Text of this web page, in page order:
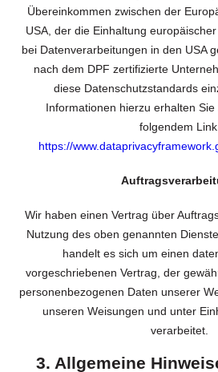
Übereinkommen zwischen der
USA, der die Einhaltung
bei Datenverarbeitungen in den USA
nach dem DPF zertifizierte
diese Datenschutzstandards
Informationen hierzu erhalten
folgendem
https://
Wir haben einen Vertrag über
Nutzung des oben genannten
handelt es sich um einen
vorgeschriebenen Vertrag, der
personenbezogenen Daten unserer
unseren Weisungen und unter
verarbeitet.
3. Allgemeine